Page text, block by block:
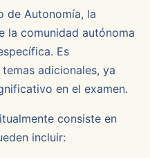
de Autonomía, la
la comunidad autónoma
Es
adicionales, ya
en el examen.
consiste en
incluir: